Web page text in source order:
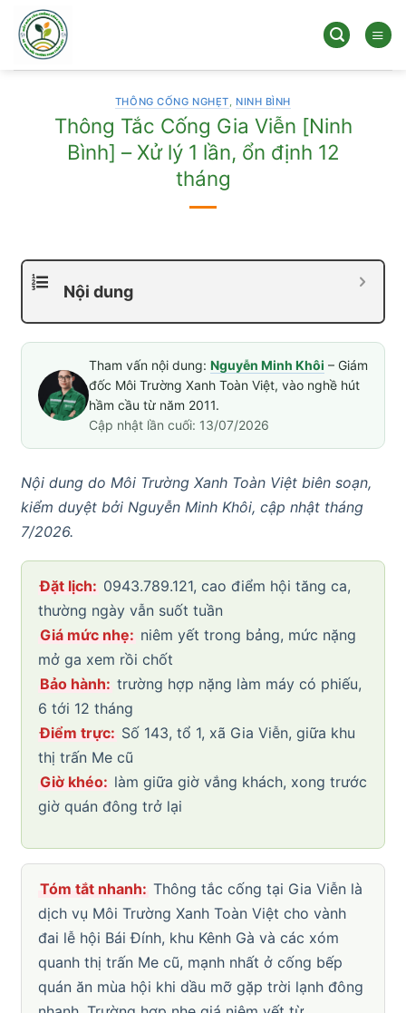
qua
dung
THÔNG CỐNG NGHẸT, NINH BÌNH
Thông Tắc Cống Gia Viễn [Ninh
Bình] – Xử lý 1 lần, ổn định 12
tháng
Nội dung
Tham vấn nội dung: Nguyễn Minh Khôi – Giám
đốc Môi Trường Xanh Toàn Việt, vào nghề hút
hầm cầu từ năm 2011.
Cập nhật lần cuối: 13/07/2026
Nội dung do Môi Trường Xanh Toàn Việt biên soạn,
kiểm duyệt bởi Nguyễn Minh Khôi, cập nhật tháng
7/2026.
Đặt lịch: 0943.789.121, cao điểm hội tăng ca,
thường ngày vẫn suốt tuần
Giá mức nhẹ: niêm yết trong bảng, mức nặng
mở ga xem rồi chốt
Bảo hành: trường hợp nặng làm máy có phiếu,
6 tới 12 tháng
Điểm trực: Số 143, tổ 1, xã Gia Viễn, giữa khu
thị trấn Me cũ
Giờ khéo: làm giữa giờ vắng khách, xong trước
giờ quán đông trở lại
Tóm tắt nhanh: Thông tắc cống tại Gia Viễn là
dịch vụ Môi Trường Xanh Toàn Việt cho vành
đai lễ hội Bái Đính, khu Kênh Gà và các xóm
quanh thị trấn Me cũ, mạnh nhất ở cống bếp
quán ăn mùa hội khi dầu mỡ gặp trời lạnh đông